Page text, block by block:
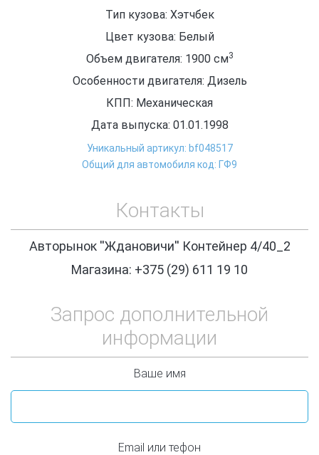
Тип кузова: Хэтчбек
Цвет кузова: Белый
Объем двигателя: 1900 см3
Особенности двигателя: Дизель
КПП: Механическая
Дата выпуска: 01.01.1998
Уникальный артикул: bf048517
Общий для автомобиля код: ГФ9
Контакты
Авторынок ''Ждановичи'' Контейнер 4/40_2
Магазина: +375 (29) 611 19 10
Запрос дополнительной
информации
Ваше имя
Email или тефон